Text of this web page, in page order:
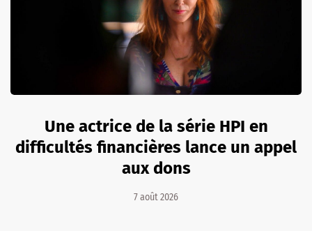
Une actrice de la série HPI en
difficultés financières lance un appel
aux dons
7 août 2026